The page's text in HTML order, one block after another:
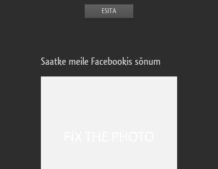
Saatke meile Facebookis sõnum